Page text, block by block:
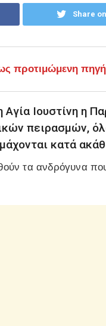
Share
προτιμώμενη
Αγία Ιουστίνη η
πειρασμών,
κατά
τα ανδρόγυνα